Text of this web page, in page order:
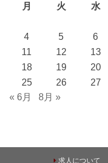
月
火 水
4
5 6
11
12 13
18
19 20
25
26 27
« 6月
8月 »
求人について